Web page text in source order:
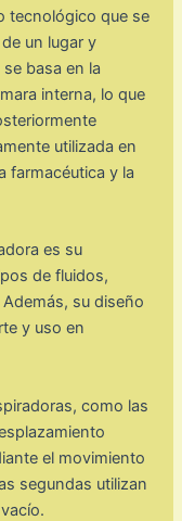
tecnológico que se
un lugar y
basa en la
interna, lo que
utilizada en
farmacéutica y la
es su
de fluidos,
su diseño
y uso en
como las
el movimiento
segundas utilizan